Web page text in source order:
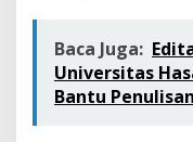
Baca Juga:
Universitas
Bantu